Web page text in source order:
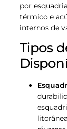
por
térmico e
internos de
Tipos